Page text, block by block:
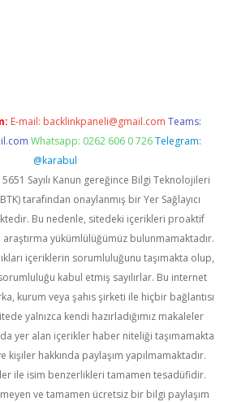
E-mail: backlinkpaneli@gmail.com Teams:
Whatsapp: 0262 606 0 726 Telegram:
@karabul
5651 Sayılı Kanun gereğince Bilgi Teknolojileri
tarafından onaylanmış bir Yer Sağlayıcı
Bu nedenle, sitedeki içerikleri proaktif
yükümlülüğümüz bulunmamaktadır.
içeriklerin sorumluluğunu taşımakta olup,
kabul etmiş sayılırlar. Bu internet
kurum veya şahıs şirketi ile hiçbir bağlantısı
yalnızca kendi hazırladığımız makaleler
yer alan içerikler haber niteliği taşımamakta
kişiler hakkında paylaşım yapılmamaktadır.
ile isim benzerlikleri tamamen tesadüfidir.
ve tamamen ücretsiz bir bilgi paylaşım